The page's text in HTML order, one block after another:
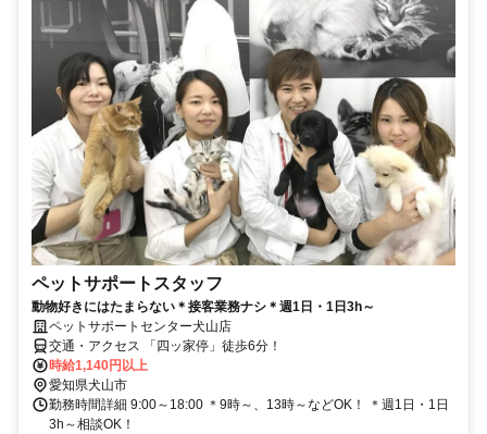
ペットサポートスタッフ
動物好きにはたまらない＊接客業務ナシ＊週1日・1日3h～
ペットサポートセンター犬山店
交通・アクセス 「四ッ家停」徒歩6分！
時給1,140円以上
愛知県犬山市
勤務時間詳細 9:00～18:00 ＊9時～、13時～などOK！ ＊週1日・1日
3h～相談OK！